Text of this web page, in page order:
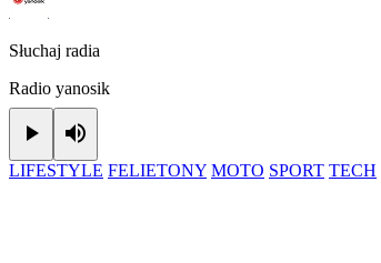
Słuchaj radia
Radio yanosik
Play
LIFESTYLE FELIETONY MOTO SPORT TECH